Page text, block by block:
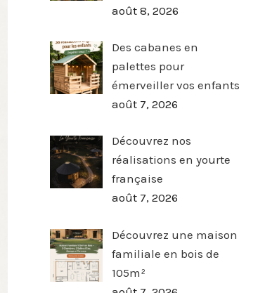
août 8, 2026
Des cabanes en
palettes pour
émerveiller vos enfants
août 7, 2026
Découvrez nos
réalisations en yourte
française
août 7, 2026
Découvrez une maison
familiale en bois de
105m²